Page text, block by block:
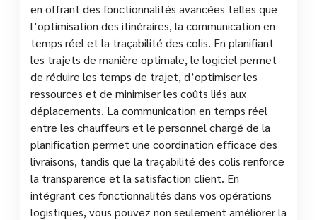
en offrant des fonctionnalités avancées telles que
l’optimisation des itinéraires, la communication en
temps réel et la traçabilité des colis. En planifiant
les trajets de manière optimale, le logiciel permet
de réduire les temps de trajet, d’optimiser les
ressources et de minimiser les coûts liés aux
déplacements. La communication en temps réel
entre les chauffeurs et le personnel chargé de la
planification permet une coordination efficace des
livraisons, tandis que la traçabilité des colis renforce
la transparence et la satisfaction client. En
intégrant ces fonctionnalités dans vos opérations
logistiques, vous pouvez non seulement améliorer la